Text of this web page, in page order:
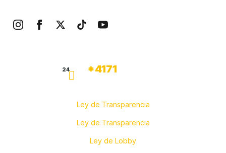
24 *4171
Ley de Transparencia
Ley de Transparencia
Ley de Lobby